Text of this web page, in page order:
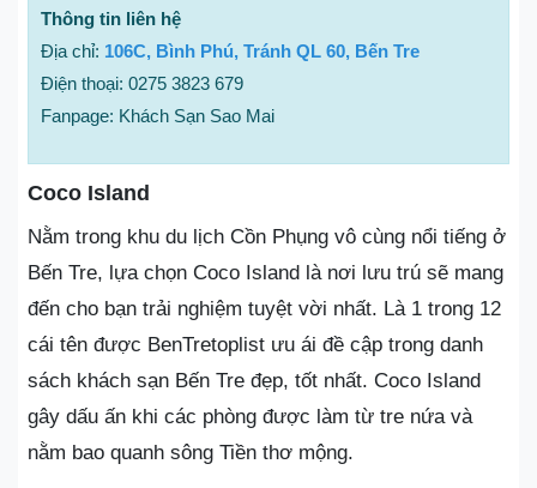
Thông tin liên hệ
Địa chỉ: 106C, Bình Phú, Tránh QL 60, Bến Tre
Điện thoại: 0275 3823 679
Fanpage: Khách Sạn Sao Mai
Coco Island
Nằm trong khu du lịch Cồn Phụng vô cùng nổi tiếng ở
Bến Tre, lựa chọn Coco Island là nơi lưu trú sẽ mang
đến cho bạn trải nghiệm tuyệt vời nhất. Là 1 trong 12
cái tên được BenTretoplist ưu ái đề cập trong danh
sách khách sạn Bến Tre đẹp, tốt nhất. Coco Island
gây dấu ấn khi các phòng được làm từ tre nứa và
nằm bao quanh sông Tiền thơ mộng.